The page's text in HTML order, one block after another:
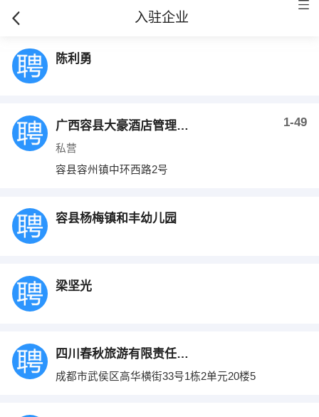
入驻企业
陈利勇
广西容县大豪酒店管理有限公司 1-49
私营
容县容州镇中环西路2号
容县杨梅镇和丰幼儿园
梁坚光
四川春秋旅游有限责任公司
成都市武侯区高华横街33号1栋2单元20楼5